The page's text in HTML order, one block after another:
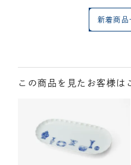
新着商品
この商品を見たお客様は